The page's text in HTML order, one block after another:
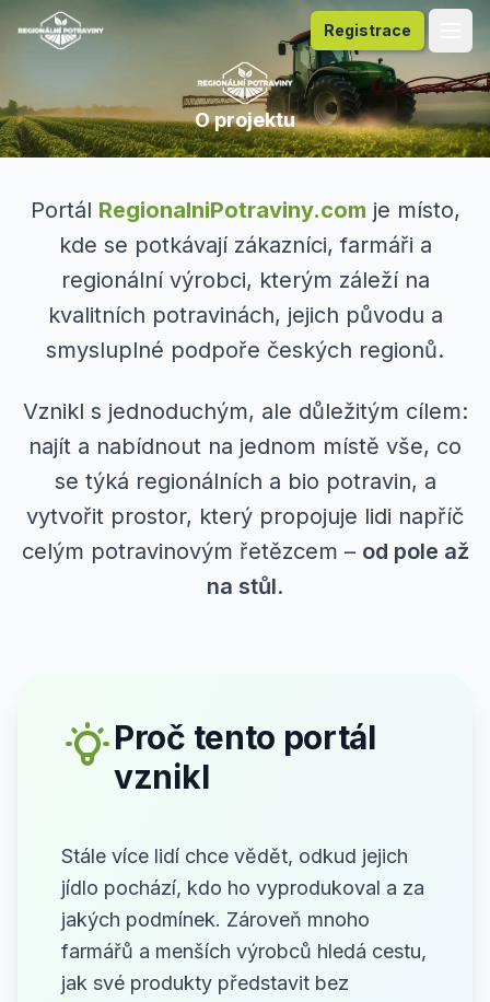
Registrace
O projektu
Portál RegionalniPotraviny.com je místo,
kde se potkávají zákazníci, farmáři a
regionální výrobci, kterým záleží na
kvalitních potravinách, jejich původu a
smysluplné podpoře českých regionů.
Vznikl s jednoduchým, ale důležitým cílem:
najít a nabídnout na jednom místě vše, co
se týká regionálních a bio potravin, a
vytvořit prostor, který propojuje lidi napříč
celým potravinovým řetězcem – od pole až
na stůl.
Proč tento portál
vznikl
Stále více lidí chce vědět, odkud jejich
jídlo pochází, kdo ho vyprodukoval a za
jakých podmínek. Zároveň mnoho
farmářů a menších výrobců hledá cestu,
jak své produkty představit bez